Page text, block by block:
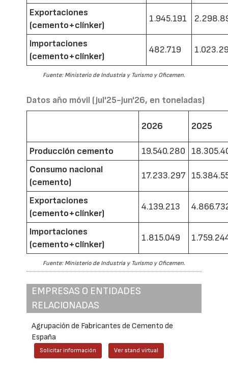
Exportaciones
(cemento+clínker)
1.945.191
Importaciones
(cemento+clínker)
482.719
Fuente: Ministerio de Industria y Turismo y Oficemen.
Datos año móvil (jul'25-jun'26, en toneladas)
2026 2025
Producción cemento 19.540.280
Consumo nacional
(cemento)
17.233.297
Exportaciones
(cemento+clínker)
4.139.213
Importaciones
(cemento+clínker)
1.815.049
Fuente: Ministerio de Industria y Turismo y Oficemen.
EMPRESAS O ENTIDADES
RELACIONADAS
Agrupación de Fabricantes de Cemento de
España
Solicitar información Ver stand virtual